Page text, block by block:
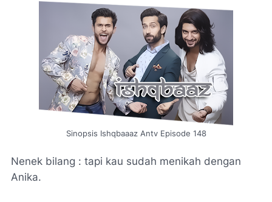
Sinopsis Ishqbaaaz Antv Episode 148
Nenek bilang : tapi kau sudah menikah dengan
Anika.